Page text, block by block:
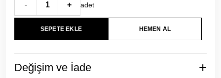
- 1 + adet
Değişim ve İade +